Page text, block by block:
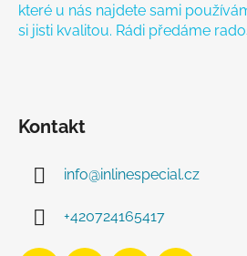
které u nás najdete sami
si jisti kvalitou. Rádi předáme
Kontakt
info@inlinespecial.cz
+420724165417